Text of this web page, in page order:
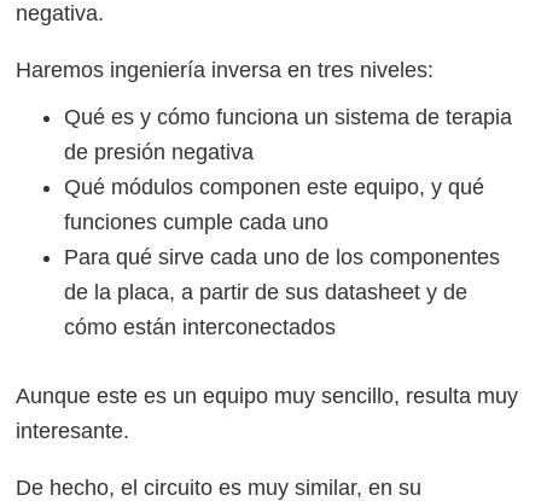
negativa.
Haremos ingeniería inversa en tres niveles:
Qué es y cómo funciona un sistema de terapia
de presión negativa
Qué módulos componen este equipo, y qué
funciones cumple cada uno
Para qué sirve cada uno de los componentes
de la placa, a partir de sus datasheet y de
cómo están interconectados
Aunque este es un equipo muy sencillo, resulta muy
interesante.
De hecho, el circuito es muy similar, en su